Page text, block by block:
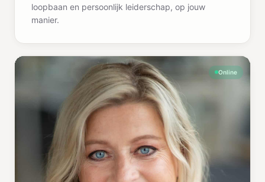
loopbaan en persoonlijk leiderschap, op jouw
manier.
Online